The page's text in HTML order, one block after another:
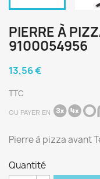
PIERRE À
9100054956
13,56 €
TTC
OU PAYER EN
Pierre à pizza avant
Quantité